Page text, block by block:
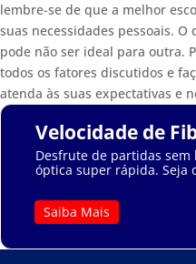
lembre-se de que a melhor
suas necessidades pessoais.
pode não ser ideal para outra.
todos os fatores discutidos e
atenda às suas expectativas e
Velocidade de
Desfrute de partidas
óptica super rápida. Seja
Saiba Mais